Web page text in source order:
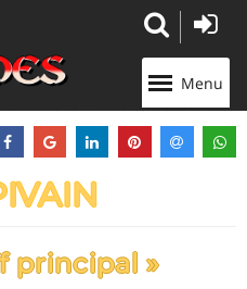
Menu
principal »